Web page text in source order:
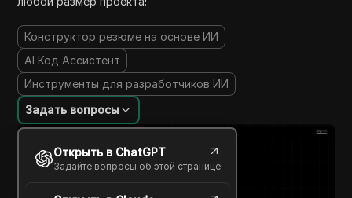
Конструктор резюме на основе ИИ
AI Код Ассистент
Инструменты для разработчиков ИИ
Задать вопросы
Открыть в ChatGPT
Задайте вопросы об этой странице